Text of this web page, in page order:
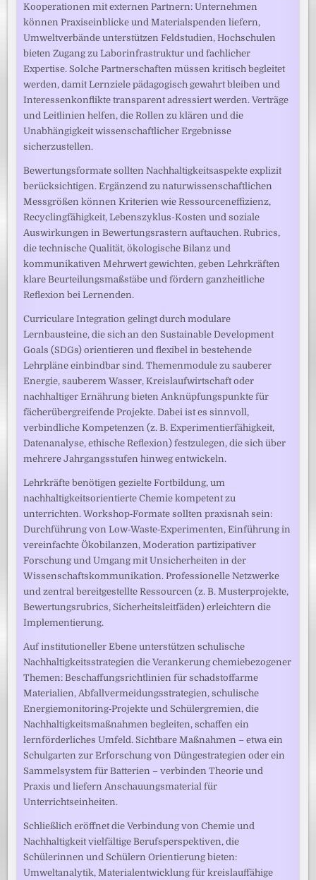
Kooperationen mit externen Partnern: Unternehmen
können Praxiseinblicke und Materialspenden liefern,
Umweltverbände unterstützen Feldstudien, Hochschulen
bieten Zugang zu Laborinfrastruktur und fachlicher
Expertise. Solche Partnerschaften müssen kritisch begleitet
werden, damit Lernziele pädagogisch gewahrt bleiben und
Interessenkonflikte transparent adressiert werden. Verträge
und Leitlinien helfen, die Rollen zu klären und die
Unabhängigkeit wissenschaftlicher Ergebnisse
sicherzustellen.
Bewertungsformate sollten Nachhaltigkeitsaspekte explizit
berücksichtigen. Ergänzend zu naturwissenschaftlichen
Messgrößen können Kriterien wie Ressourceneffizienz,
Recyclingfähigkeit, Lebenszyklus-Kosten und soziale
Auswirkungen in Bewertungsrastern auftauchen. Rubrics,
die technische Qualität, ökologische Bilanz und
kommunikativen Mehrwert gewichten, geben Lehrkräften
klare Beurteilungsmaßstäbe und fördern ganzheitliche
Reflexion bei Lernenden.
Curriculare Integration gelingt durch modulare
Lernbausteine, die sich an den Sustainable Development
Goals (SDGs) orientieren und flexibel in bestehende
Lehrpläne einbindbar sind. Themenmodule zu sauberer
Energie, sauberem Wasser, Kreislaufwirtschaft oder
nachhaltiger Ernährung bieten Anknüpfungspunkte für
fächerübergreifende Projekte. Dabei ist es sinnvoll,
verbindliche Kompetenzen (z. B. Experimentierfähigkeit,
Datenanalyse, ethische Reflexion) festzulegen, die sich über
mehrere Jahrgangsstufen hinweg entwickeln.
Lehrkräfte benötigen gezielte Fortbildung, um
nachhaltigkeitsorientierte Chemie kompetent zu
unterrichten. Workshop‑Formate sollten praxisnah sein:
Durchführung von Low‑Waste‑Experimenten, Einführung in
vereinfachte Ökobilanzen, Moderation partizipativer
Forschung und Umgang mit Unsicherheiten in der
Wissenschaftskommunikation. Professionelle Netzwerke
und zentral bereitgestellte Ressourcen (z. B. Musterprojekte,
Bewertungsrubrics, Sicherheitsleitfäden) erleichtern die
Implementierung.
Auf institutioneller Ebene unterstützen schulische
Nachhaltigkeitsstrategien die Verankerung chemiebezogener
Themen: Beschaffungsrichtlinien für schadstoffarme
Materialien, Abfallvermeidungsstrategien, schulische
Energiemonitoring‑Projekte und Schülergremien, die
Nachhaltigkeitsmaßnahmen begleiten, schaffen ein
lernförderliches Umfeld. Sichtbare Maßnahmen – etwa ein
Schulgarten zur Erforschung von Düngestrategien oder ein
Sammelsystem für Batterien – verbinden Theorie und
Praxis und liefern Anschauungsmaterial für
Unterrichtseinheiten.
Schließlich eröffnet die Verbindung von Chemie und
Nachhaltigkeit vielfältige Berufsperspektiven, die
Schülerinnen und Schülern Orientierung bieten:
Umweltanalytik, Materialentwicklung für kreislauffähige